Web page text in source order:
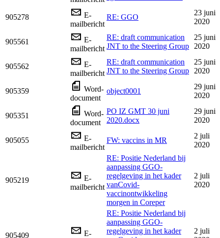
905278
E-
mailbericht
RE: GGO
23 juni
2020
905561
E-
mailbericht
RE: draft communication
JNT to the Steering Group
25 juni
2020
905562
E-
mailbericht
RE: draft communication
JNT to the Steering Group
25 juni
2020
905359
Word-
document
object0001
29 juni
2020
905351
Word-
document
PO IZ GMT 30 juni
2020.docx
29 juni
2020
905055
E-
mailbericht
FW: vaccins in MR
2 juli
2020
905219
E-
mailbericht
RE: Positie Nederland bij
aanpassing GGO-
regelgeving in het kader
vanCovid-
vaccinontwikkeling
morgen in Coreper
2 juli
2020
905409
E-
RE: Positie Nederland bij
aanpassing GGO-
regelgeving in het kader
2 juli